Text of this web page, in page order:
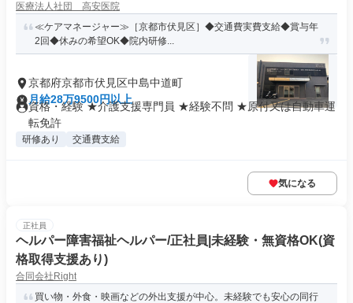
医療法人社団 高安医院
≪ケアマネージャー≫［京都市伏見区］◆交通費実費支給◆賞与年
2回◆休みの希望OK◆院内研修...
京都府京都市伏見区中島中道町
月給28万9500円以上
資格・経験 ★介護支援専門員 ★経験不問 ★原付又は自動車運
転免許
研修あり 交通費支給
気になる
正社員
ヘルパー障害福祉ヘルパー/正社員|未経験・無資格OK(資
格取得支援あり)
合同会社Right
買い物・外食・映画などの外出支援が中心。未経験でも安心の同行